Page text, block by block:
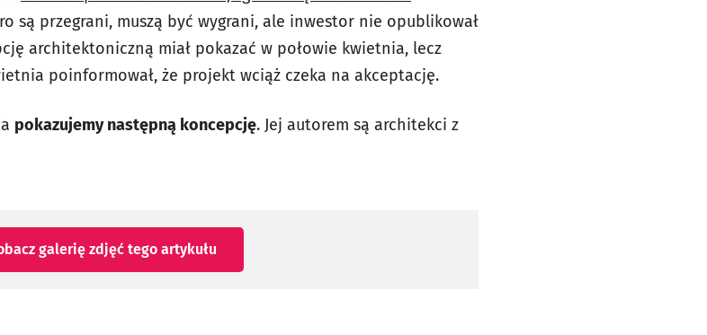
są przegrani, muszą być wygrani, ale inwestor nie opublikował
architektoniczną miał pokazać w połowie kwietnia, lecz
poinformował, że projekt wciąż czeka na akceptację.
pokazujemy następną koncepcję. Jej autorem są architekci z
galerię zdjęć tego artykułu